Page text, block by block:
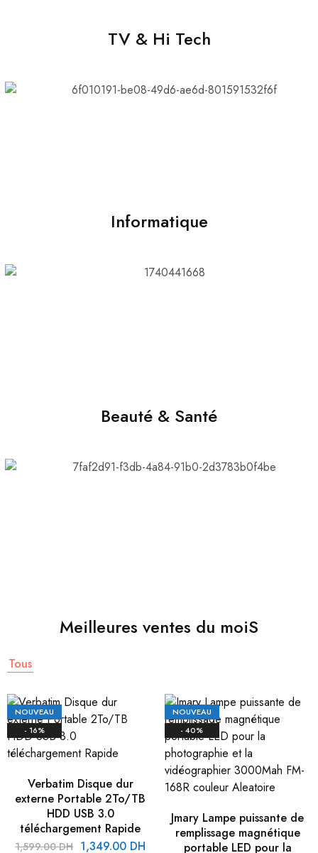
TV & Hi Tech
Informatique
Beauté & Santé
Meilleures ventes du moiS
Tous
NOUVEAU
- 16%
Verbatim Disque dur
externe Portable 2To/TB
HDD USB 3.0
téléchargement Rapide
1,599.00DH 1,349.00 DH
NOUVEAU
- 40%
Jmary Lampe puissante de
remplissage magnétique
portable LED pour la